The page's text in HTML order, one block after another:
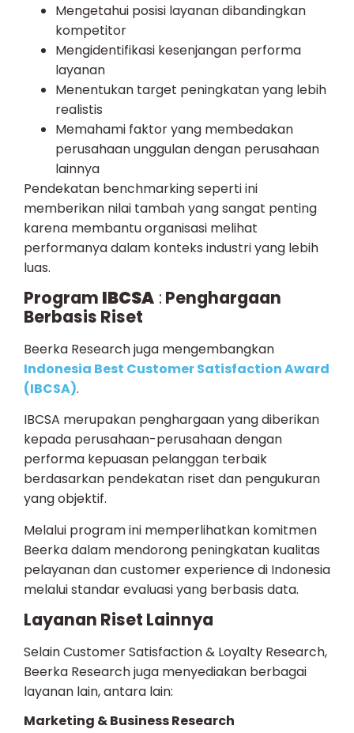
Mengetahui posisi layanan dibandingkan
kompetitor
Mengidentifikasi kesenjangan performa
layanan
Menentukan target peningkatan yang lebih
realistis
Memahami faktor yang membedakan
perusahaan unggulan dengan perusahaan
lainnya
Pendekatan benchmarking seperti ini
memberikan nilai tambah yang sangat penting
karena membantu organisasi melihat
performanya dalam konteks industri yang lebih
luas.
Program IBCSA : Penghargaan
Berbasis Riset
Beerka Research juga mengembangkan
Indonesia Best Customer Satisfaction Award
(IBCSA).
IBCSA merupakan penghargaan yang diberikan
kepada perusahaan-perusahaan dengan
performa kepuasan pelanggan terbaik
berdasarkan pendekatan riset dan pengukuran
yang objektif.
Melalui program ini memperlihatkan komitmen
Beerka dalam mendorong peningkatan kualitas
pelayanan dan customer experience di Indonesia
melalui standar evaluasi yang berbasis data.
Layanan Riset Lainnya
Selain Customer Satisfaction & Loyalty Research,
Beerka Research juga menyediakan berbagai
layanan lain, antara lain:
Marketing & Business Research